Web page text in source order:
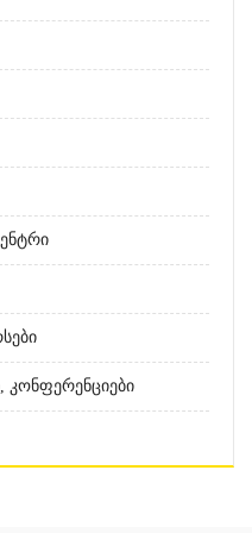
Კონფერენციები